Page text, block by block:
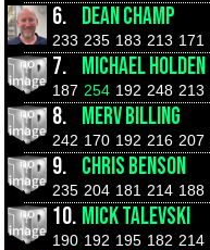
6. DEAN CHAMP
233 235 183 213 171
7. MICHAEL HOLDEN
187 254 192 248 213
8. MERV BILLING
242 170 192 216 207
9. CHRIS BENSON
235 204 181 214 188
10. MICK TALEVSKI
190 192 195 182 214